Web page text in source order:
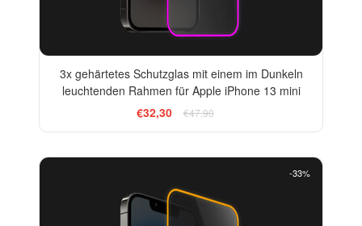
3x gehärtetes Schutzglas mit einem im Dunkeln
leuchtenden Rahmen für Apple iPhone 13 mini
€32,30
€47,90
-33%